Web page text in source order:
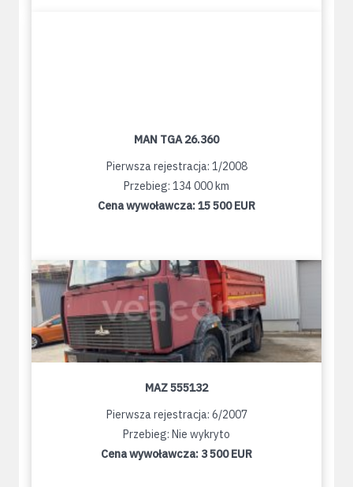
MAN TGA 26.360
Pierwsza rejestracja: 1/2008
Przebieg: 134 000 km
Cena wywoławcza:15 500 EUR
MAZ 555132
Pierwsza rejestracja: 6/2007
Przebieg: Nie wykryto
Cena wywoławcza: 3 500 EUR